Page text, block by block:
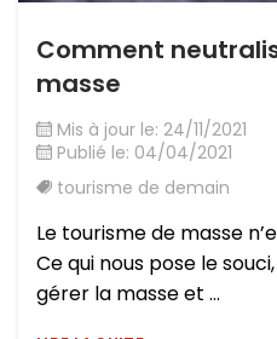
Comment
masse
Mis à jour le: 24/11/2021
Publié le: 04/04/2021
tourisme de demain
Le tourisme de masse
Ce qui nous pose le
gérer la masse et ...